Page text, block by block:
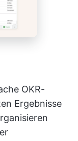
OKR-
Ergebnisse